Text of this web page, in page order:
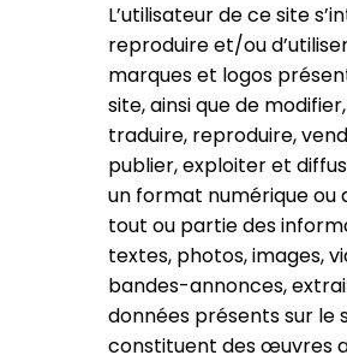
L’utilisateur de ce site
reproduire et/ou
marques et logos
site, ainsi que de
traduire, reproduire,
publier, exploiter et
un format numérique ou
tout ou partie des
textes, photos, images,
bandes-annonces,
données présents sur le
constituent des œuvres